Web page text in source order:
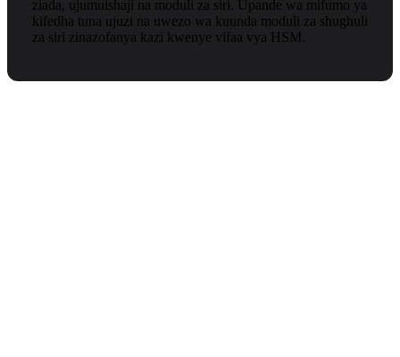
ziada, ujumuishaji na moduli za siri. Upande wa mifumo ya
kifedha tuna ujuzi na uwezo wa kuunda moduli za shughuli
za siri zinazofanya kazi kwenye vifaa vya HSM.